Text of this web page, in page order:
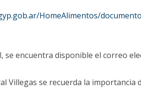
HomeAlimentos/
se encuentra disponible el correo
Villegas se recuerda la